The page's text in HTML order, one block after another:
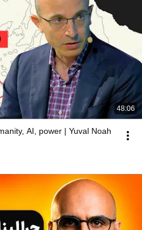
48:06
AI, power | Yuval Noah